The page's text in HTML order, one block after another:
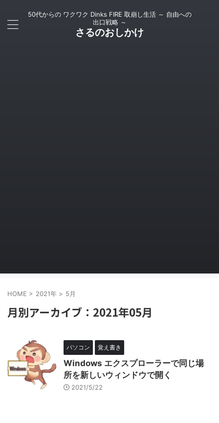
50代からの ワクワク Dinks FIRE 取崩し生活 ～ 自由への
出口戦略 ～
さるのおしかけ
HOME > 2021年 > 5月
月別アーカイブ：2021年05月
パソコン 覚え書き
Windows エクスプローラーで同じ場
所を新しいウィンドウで開く
2021/5/22